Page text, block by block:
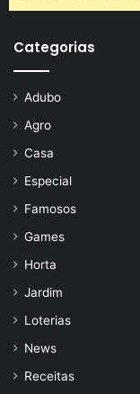
Categorias
Adubo
Agro
Casa
Especial
Famosos
Games
Horta
Jardim
Loterias
News
Receitas